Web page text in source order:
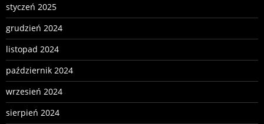
styczeń 2025
grudzień 2024
listopad 2024
październik 2024
wrzesień 2024
sierpień 2024